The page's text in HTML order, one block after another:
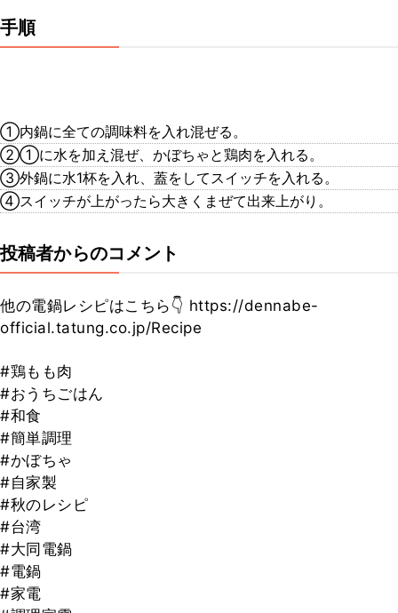
手順
①内鍋に全ての調味料を入れ混ぜる。
②①に水を加え混ぜ、かぼちゃと鶏肉を入れる。
③外鍋に水1杯を入れ、蓋をしてスイッチを入れる。
④スイッチが上がったら大きくまぜて出来上がり。
投稿者からのコメント
他の電鍋レシピはこちら👇 https://dennabe-
official.tatung.co.jp/Recipe
#鶏もも肉
#おうちごはん
#和食
#簡単調理
#かぼちゃ
#自家製
#秋のレシピ
#台湾
#大同電鍋
#電鍋
#家電